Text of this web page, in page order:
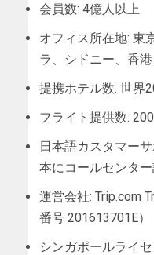
会員数: 4億人以上
オフィス所在地: 東
ラ、シドニー、香
提携ホテル数: 世界
フライト提供数:
日本語カスタマー
本にコールセンタ
運営会社: Trip.com
番号 201613701E）
シンガポールライ